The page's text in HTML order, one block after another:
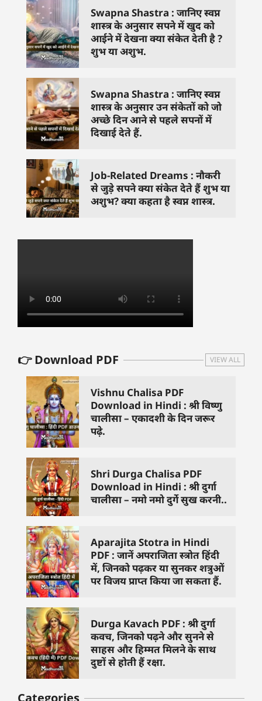
Swapna Shastra : जानिए स्वप्न
शास्त्र के अनुसार सपने में खुद को
आईने में देखना क्या संकेत देती है ?
शुभ या अशुभ.
Swapna Shastra : जानिए स्वप्न
शास्त्र के अनुसार उन संकेतों को जो
अच्छे दिन आने से पहले सपनों में
दिखाई देते हैं.
Job-Related Dreams : नौकरी
से जुड़े सपने क्या संकेत देते हैं शुभ या
अशुभ? क्या कहता है स्वप्न शास्त्र.
👉 Download PDF VIEW ALL
Vishnu Chalisa PDF
Download in Hindi : श्री विष्णु
चालीसा – एकादशी के दिन जरूर
पढ़े.
Shri Durga Chalisa PDF
Download in Hindi : श्री दुर्गा
चालीसा – नमो नमो दुर्गे सुख करनी..
Aparajita Stotra in Hindi
PDF : जानें अपराजिता स्त्रोत हिंदी
में, जिनको पढ़कर या सुनकर शत्रुओं
पर विजय प्राप्त किया जा सकता हैं.
Durga Kavach PDF : श्री दुर्गा
कवच, जिनको पढ़ने और सुनने से
साहस और हिम्मत मिलने के साथ
दुष्टों से होती हैं रक्षा.
Categories